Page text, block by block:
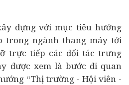
dựng với mục tiêu hướng
trong ngành thang máy tới
trực tiếp các đối tác trưng
được xem là bước đi quan
“Thị trường - Hội viên -